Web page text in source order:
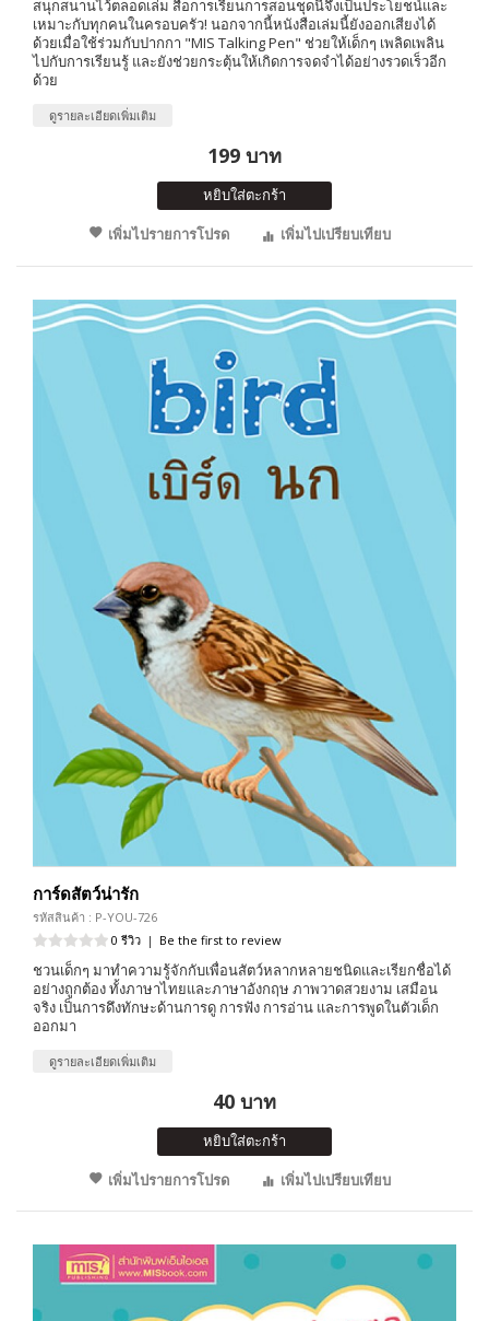
สนุกสนานไว้ตลอดเล่ม สื่อการเรียนการสอนชุดนี้จึงเป็นประโยชน์และ
เหมาะกับทุกคนในครอบครัว! นอกจากนี้หนังสือเล่มนี้ยังออกเสียงได้
ด้วยเมื่อใช้ร่วมกับปากกา "MIS Talking Pen" ช่วยให้เด็กๆ เพลิดเพลิน
ไปกับการเรียนรู้ และยังช่วยกระตุ้นให้เกิดการจดจำได้อย่างรวดเร็วอีก
ด้วย
ดูรายละเอียดเพิ่มเติม
199 บาท
หยิบใส่ตะกร้า
เพิ่มไปรายการโปรด
เพิ่มไปเปรียบเทียบ
การ์ดสัตว์น่ารัก
รหัสสินค้า : P-YOU-726
0 รีวิว | Be the first to review
ชวนเด็กๆ มาทำความรู้จักกับเพื่อนสัตว์หลากหลายชนิดและเรียกชื่อได้
อย่างถูกต้อง ทั้งภาษาไทยและภาษาอังกฤษ ภาพวาดสวยงาม เสมือน
จริง เป็นการดึงทักษะด้านการดู การฟัง การอ่าน และการพูดในตัวเด็ก
ออกมา
ดูรายละเอียดเพิ่มเติม
40 บาท
หยิบใส่ตะกร้า
เพิ่มไปรายการโปรด
เพิ่มไปเปรียบเทียบ